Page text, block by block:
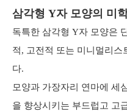
삼각형 Y자 모양의 미
독특한 삼각형 Y자 모양은
적, 고전적 또는 미니멀리스
다.
모양과 가장자리 연마에 세
을 향상시키는 부드럽고 고